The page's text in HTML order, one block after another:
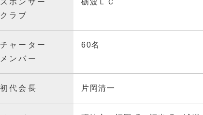
スポンサー
クラブ
砺波ＬＣ
チャーター
メンバー
60名
初代会長 片岡清一